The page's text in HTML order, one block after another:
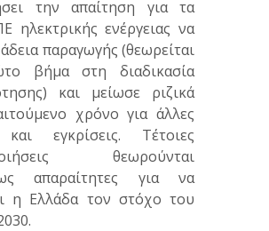
την απαίτηση για τα
ηλεκτρικής ενέργειας να
παραγωγής (θεωρείται
βήμα στη διαδικασία
και μείωσε ριζικά
χρόνο για άλλες
και εγκρίσεις. Τέτοιες
θεωρούνται
απαραίτητες για να
η Ελλάδα τον στόχο του